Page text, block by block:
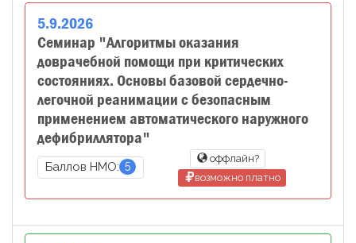
5.9.2026
Семинар "Алгоритмы оказания
доврачебной помощи при критических
состояниях. Основы базовой сердечно-
легочной реанимации с безопасным
применением автоматического наружного
дефибриллятора"
Баллов НМО: 5
оффлайн?
возможно платно